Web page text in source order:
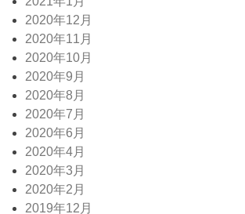
2020年12月
2020年11月
2020年10月
2020年9月
2020年8月
2020年7月
2020年6月
2020年4月
2020年3月
2020年2月
2019年12月